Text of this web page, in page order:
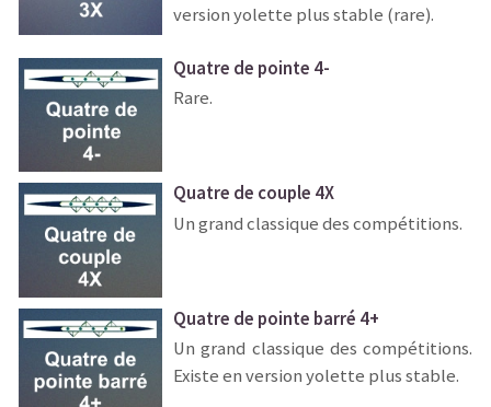
version yolette plus stable (rare).
Quatre de pointe 4-
Rare.
Quatre de couple 4X
Un grand classique des compétitions.
Quatre de pointe barré 4+
Un grand classique des compétitions.
Existe en version yolette plus stable.